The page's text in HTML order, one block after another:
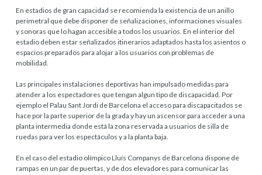
En estadios de gran capacidad se recomienda la existencia de un anillo
perimetral que debe disponer de señalizaciones, informaciones visuales
y sonoras que lo hagan accesible a todos los usuarios. En el interior del
estadio deben estar señalizados itinerarios adaptados hasta los asientos o
espacios preparados para alojar a los usuarios con problemas de
mobilidad.
Las principales instalaciones deportivas han impulsado medidas para
atender a los espectadores que tengan algun tipo de discapacidad. Por
ejemplo el Palau Sant Jordi de Barcelona el acceso para discapacitados se
hace por la parte superior de la grada y hay un ascensor para acceder a una
planta intermedia donde está la zona reservada a usuarios de silla de
ruedas para ver los espectáculos y a la planta baja.
En el caso del estadio olímpico Lluís Companys de Barcelona dispone de
rampas en un par de puertas, y de dos elevadores para comunicar las